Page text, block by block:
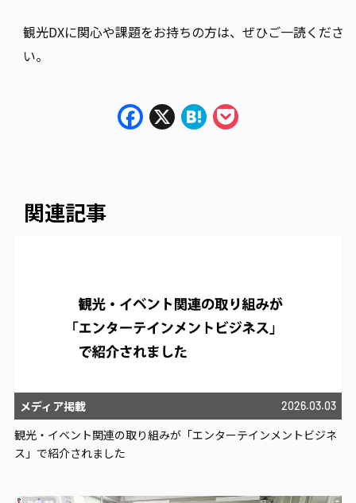
観光DXに関心や課題をお持ちの方は、ぜひご一読くださ
い。
Facebook
X Hatena
関連記事
メディア掲載 2026.03.03
観光・イベント関連の取り組みが「エンターテインメントビジネ
ス」で紹介されました